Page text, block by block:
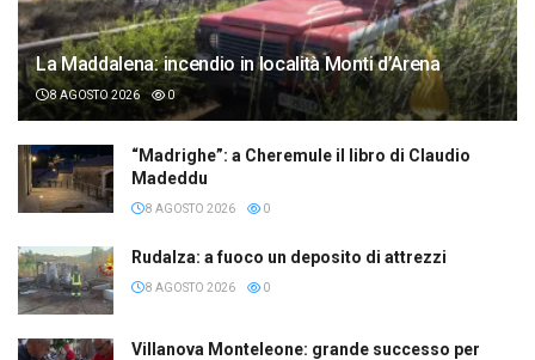
La Maddalena: incendio in località Monti d’Arena
8 AGOSTO 2026 0
“Madrighe”: a Cheremule il libro di Claudio
Madeddu
8 AGOSTO 2026 0
Rudalza: a fuoco un deposito di attrezzi
8 AGOSTO 2026 0
Villanova Monteleone: grande successo per